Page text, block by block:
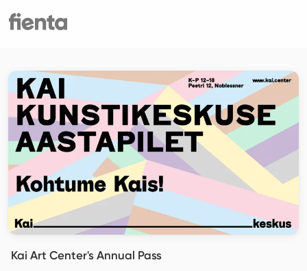
Kai Art Center's Annual Pass